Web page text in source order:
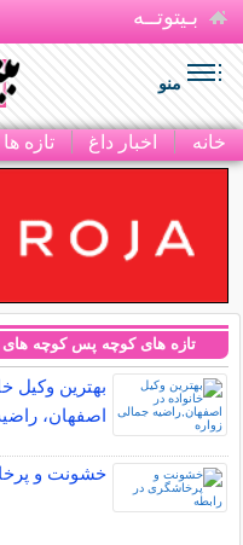
بـیتوتــه
منو
خانه اخبار داغ تازه ها
تازه های کوچه پس کوچه های
بهترین وکیل
اصفهان،
خشونت و